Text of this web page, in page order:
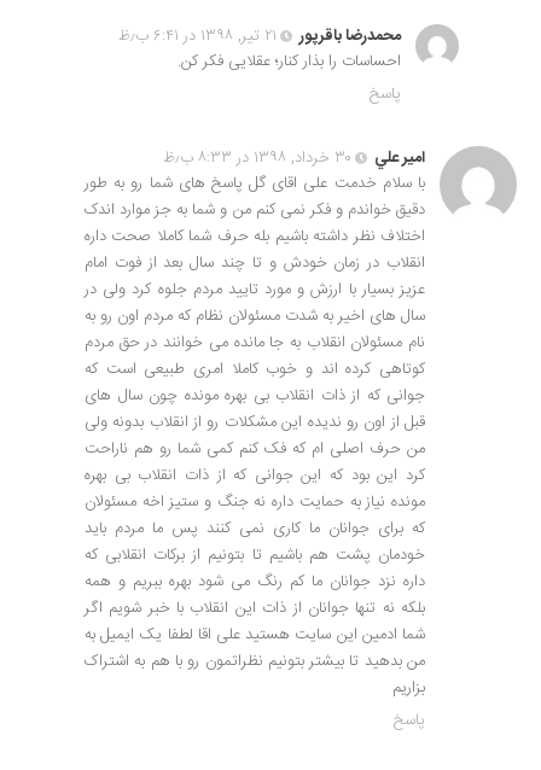
محمدرضا باقرپور
۲۱ تیر, ۱۳۹۸ در ۶:۴۱ ب٫ظ
احساسات را بذار کنار؛ عقلایی فکر کن.
پاسخ
امير علي
۳۰ خرداد, ۱۳۹۸ در ۸:۳۳ ب٫ظ
با سلام خدمت علی اقای گل پاسخ های شما رو به طور
دقیق خواندم و فکر نمی کنم من و شما به جز موارد اندک
اختلاف نظر داشته باشیم بله حرف شما کاملا صحت داره
انقلاب در زمان خودش و تا چند سال بعد از فوت امام
عزیز بسیار با ارزش و مورد تایید مردم جلوه کرد ولی در
سال های اخیر به شدت مسئولان نظام که مردم اون رو به
نام مسئولان انقلاب به جا مانده می خوانند در حق مردم
کوتاهی کرده اند و خوب کاملا امری طبیعی است که
جوانی که از ذات انقلاب بی بهره مونده چون سال های
قبل از اون رو ندیده این مشکلات رو از انقلاب بدونه ولی
من حرف اصلی ام که فک کنم کمی شما رو هم ناراحت
کرد این بود که این جوانی که از ذات انقلاب بی بهره
مونده نیاز به حمایت داره نه جنگ و ستیز اخه مسئولان
که برای جوانان ما کاری نمی کنند پس ما مردم باید
خودمان پشت هم باشیم تا بتونیم از برکات انقلابی که
داره نزد جوانان ما کم رنگ می شود بهره ببریم و همه
بلکه نه تنها جوانان از ذات این انقلاب با خبر شویم اگر
شما ادمین این سایت هستید علی اقا لطفا یک ایمیل به
من بدهید تا بیشتر بتونیم نظراتمون رو با هم به اشتراک
بزاریم
پاسخ